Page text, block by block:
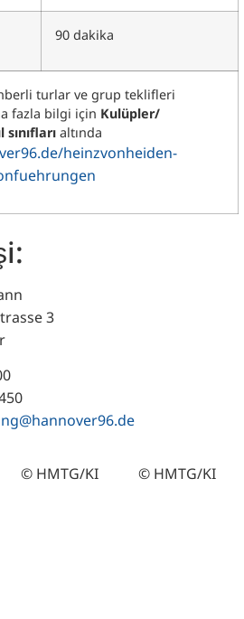
90 dakika
turlar ve grup teklifleri
fazla bilgi için Kulüpler/
altında
heinzvonheiden-
3
© HMTG/KI © HMTG/KI